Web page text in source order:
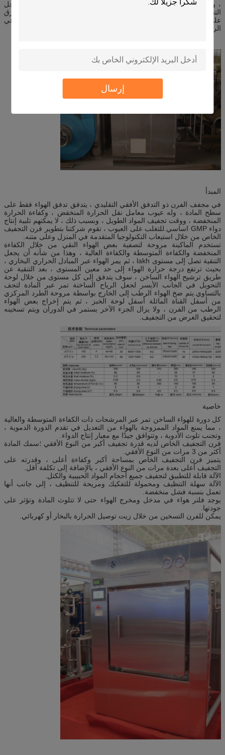
إرسال
، وله عيوب في الهيكل ، ولا يمكن أن يتوافق مع متطلبات GMP.من أجل
التغلب على النقص ، قمنا بتصميم وتطوير مجفف غرفة تيار الهواء المخترق
على أساس امتصاص التكنولوجيا المتقدمة الأجنبية.يظهر مبدأ العمل في
الرسم البياني أدناه.
المبدأ
في مجفف الفرن ذو التدفق الأفقي التقليدي ، يتدفق تدفق الهواء فقط على
سطح المادة ، وله عيوب معامل نقل الحرارة المنخفض ، وكفاءة الحرارة
المنخفضة ، ووقت تجفيف المواد الطويل ، وبسبب ذلك ، لا يمكنهم تلبية إنتاج
دواء GMP اساسي.للتغلب على العيوب ، تقوم شركتنا بتطوير فرن التجفيف
الخاص من خلال استيعاب التكنولوجيا المتقدمة في المنزل وعلى متنه.
تستخدم الماكينة مروحة لتصفية بعض الهواء النقي من خلال الكفاءة
المنخفضة والكفاءة المتوسطة والكفاءة العالية ، وهذا من شأنه أن يجعل
التنقية تصل إلى مستوى lakh ، ثم يمر الهواء عبر المبادل الحراري البخاري ،
بحيث ترتفع درجة حرارة الهواء إلى حد معين المستوى ، بعد التنقية عن
طريق ترشيح الهواء الساخن ، سوف يتدفق إلى كل مستوى من خلال لوحة
التحويل في الجانب الأيسر لجعل الرياح الساخنة تمر عبر المادة لتجف
بالتساوي.يتم ضخ الهواء الرطب إلى الخارج بواسطة مروحة الطرد المركزي
من أسفل القناة المائلة أسفل لوحة الخبز ، ثم يتم إخراج بعض الهواء
الرطب من الفرن ، ولا يزال الجزء الآخر يستمر في الدوران ويتم تسخينه
لتحقيق الغرض من التجفيف.
خاصية
كل دورة للهواء الساخن تمر عبر المرشحات ذات الكفاءة المتوسطة والعالية
، مما يمنع المواد الممزوجة بالهواء من التعديل في تقدم الدورة الدموية ،
وتجنب تلوث الأدوية ، وتتوافق جيدًا مع معيار إنتاج الدواء.
فرن التجفيف الخاص لديه قدرة تجفيف أكبر من النوع الأفقي ؛سمك المادة
أكثر من 3 مرات من النوع الأفقي.
يتميز فرن التجفيف الخاص بمساحة أكبر وكفاءة أعلى ، وقدرته على
التجفيف أعلى بعدة مرات من النوع الأفقي ، بالإضافة إلى تكلفة أقل.
الآلة قابلة للتطبيق لتجفيف جميع أحجام المواد الحبيبية والكتل.
الآلة سهلة التنظيف ومحمولة للتفكيك ومريحة للتنظيف ، إلى جانب أنها
تعمل بنسبة فشل منخفضة.
يوجد فلتر هواء في مدخل ومخرج الهواء حتى لا تتلوث المادة وتؤثر على
جودتها.
يمكن للفرن التسخين من خلال زيت توصيل الحرارة بالبخار أو كهربائي.